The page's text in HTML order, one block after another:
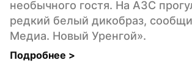
необычного гостя. На АЗС
редкий белый дикобраз,
Медиа. Новый Уренгой».
Подробнее >